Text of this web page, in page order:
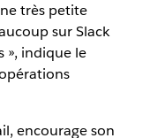
très petite
sur Slack
», indique le
encourage son